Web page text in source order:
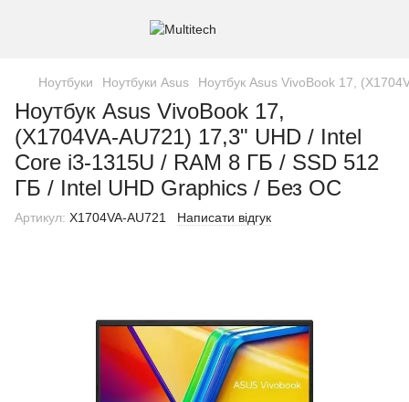
Ноутбуки Ноутбуки Asus Ноутбук Asus VivoBook 17,
Ноутбук Asus VivoBook 17,
(X1704VA-AU721) 17,3" UHD / Intel
Core i3-1315U / RAM 8 ГБ / SSD 512
ГБ / Intel UHD Graphics / Без ОС
Артикул: X1704VA-AU721 Написати відгук